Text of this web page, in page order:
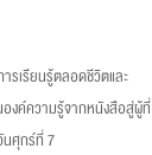
รเรียนรู้ตลอดชีวิตและ
งค์ความรู้จากหนังสือสู่ผู้ที่
นศุกร์ที่ 7